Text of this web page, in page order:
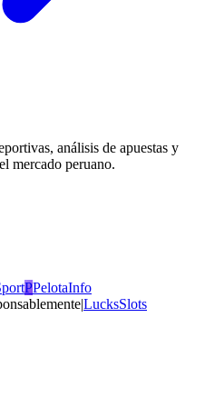
análisis de apuestas y
mercado peruano.
PPelotaInfo
|LucksSlots